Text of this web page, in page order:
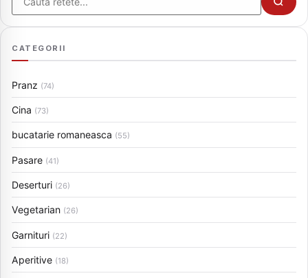
Cauta
CATEGORII
Pranz (74)
Cina (73)
bucatarie romaneasca (55)
Pasare (41)
Deserturi (26)
Vegetarian (26)
Garnituri (22)
Aperitive (18)